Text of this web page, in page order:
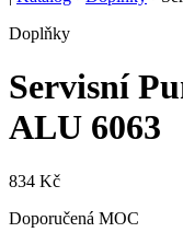
Doplňky
Servisní
ALU 6063
834 Kč
Doporučená MOC